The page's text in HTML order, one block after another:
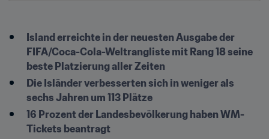
Island erreichte in der neuesten Ausgabe der
FIFA/Coca-Cola-Weltrangliste mit Rang 18 seine
beste Platzierung aller Zeiten
Die Isländer verbesserten sich in weniger als
sechs Jahren um 113 Plätze
16 Prozent der Landesbevölkerung haben WM-
Tickets beantragt